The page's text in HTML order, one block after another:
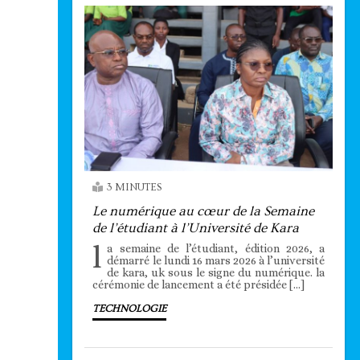
3 MINUTES
Le numérique au cœur de la Semaine
de l’étudiant à l’Université de Kara
l a semaine de l’étudiant, édition 2026, a
démarré le lundi 16 mars 2026 à l’université
de kara, uk sous le signe du numérique. la
cérémonie de lancement a été présidée […]
TECHNOLOGIE